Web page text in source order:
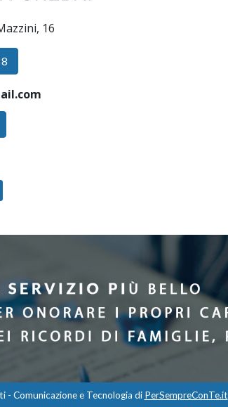
16
Comunicazione e Tecnologia di PerSempreConTe.it